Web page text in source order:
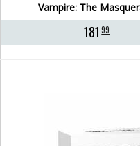
Vampire: The
181 99